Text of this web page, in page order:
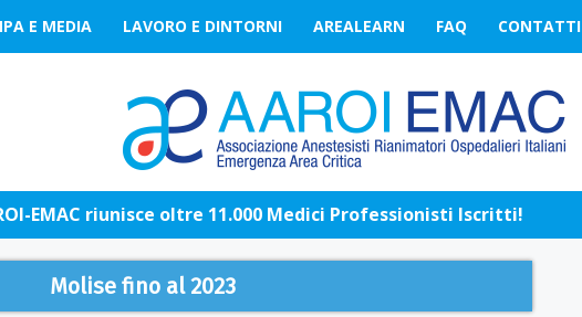
E MEDIA LAVORO E DINTORNI AREALEARN FAQ CONTATTI
EMAC riunisce oltre 11.000 Medici Professionisti Iscritti!
Molise fino al 2023